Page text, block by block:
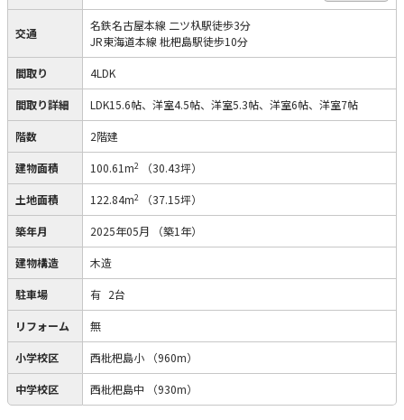
交通
名鉄名古屋本線 二ツ杁駅徒歩3分
JR東海道本線 枇杷島駅徒歩10分
間取り 4LDK
間取り詳細 LDK15.6帖、洋室4.5帖、洋室5.3帖、洋室6帖、洋室7帖
階数 2階建
建物面積 100.61m2 （30.43坪）
土地面積 122.84m2 （37.15坪）
築年月 2025年05月 （築1年）
建物構造 木造
駐車場 有 2台
リフォーム 無
小学校区 西枇杷島小 （960m）
中学校区 西枇杷島中 （930m）